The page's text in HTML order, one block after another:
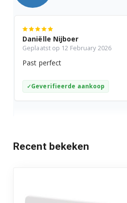
WQ35G2D5AT/01
WQ35G2D5NL/01
WQ35G2D9CH/01
Daniëlle Nijboer
Geplaatst op 12 February 2026
Past perfect
Geverifieerde aankoop
Recent bekeken